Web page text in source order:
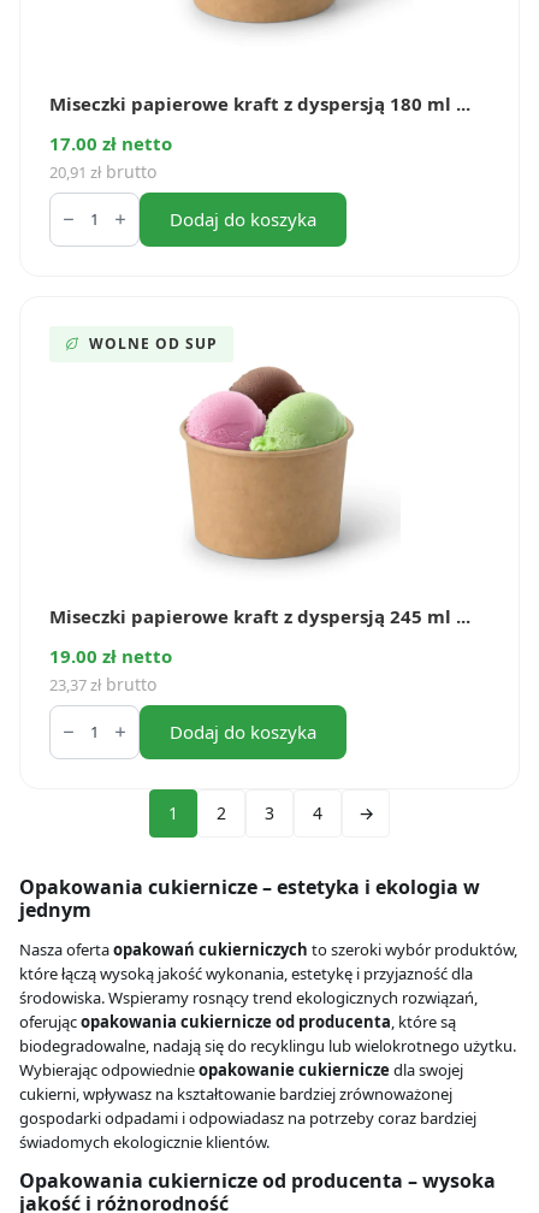
Miseczki papierowe kraft z dyspersją 180 ml ...
17.00 zł netto
20,91 zł brutto
ilość
Miseczki
papierowe
ml
(50
Dodaj do koszyka
WOLNE OD SUP
Miseczki papierowe kraft z dyspersją 245 ml ...
19.00 zł netto
23,37zł brutto
ilość
Miseczki
papierowe
szt.)
Dodaj do koszyka
1 2 3 4 →
Opakowania cukiernicze – estetyka i ekologia w
jednym
Nasza ofertaopakowań cukierniczych to szeroki wybór produktów,
które łączą wysoką jakość wykonania, estetykę i przyjazność dla
środowiska. Wspieramy rosnący trend ekologicznych rozwiązań,
oferującopakowania cukiernicze od producenta, które są
biodegradowalne, nadają się do recyklingu lub wielokrotnego użytku.
Wybierając odpowiednieopakowanie cukiernicze dla swojej
cukierni, wpływasz na kształtowanie bardziej zrównoważonej
gospodarki odpadami i odpowiadasz na potrzeby coraz bardziej
świadomych ekologicznie klientów.
Opakowania cukiernicze od producenta – wysoka
jakość i różnorodność